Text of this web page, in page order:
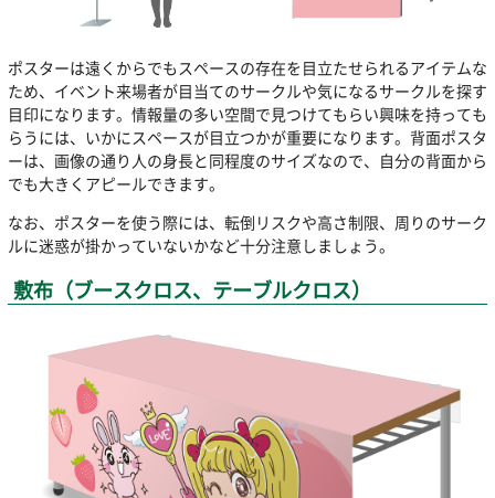
ポスターは遠くからでもスペースの存在を目立たせられるアイテムな
ため、イベント来場者が目当てのサークルや気になるサークルを探す
目印になります。情報量の多い空間で見つけてもらい興味を持っても
らうには、いかにスペースが目立つかが重要になります。背面ポスタ
ーは、画像の通り人の身長と同程度のサイズなので、自分の背面から
でも大きくアピールできます。
なお、ポスターを使う際には、転倒リスクや高さ制限、周りのサーク
ルに迷惑が掛かっていないかなど十分注意しましょう。
敷布（ブースクロス、テーブルクロス）